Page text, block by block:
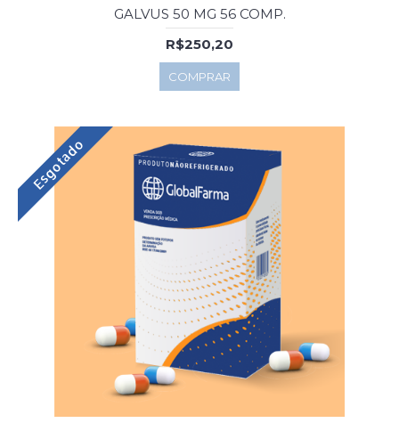
GALVUS 50 MG 56 COMP.
R$250,20
COMPRAR
Esgotado